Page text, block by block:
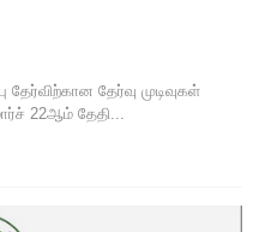
தேர்வு முடிவுகள்
22ஆம் தேதி...